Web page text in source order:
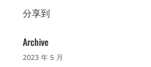
分享到
Archive
2023 年 5 月